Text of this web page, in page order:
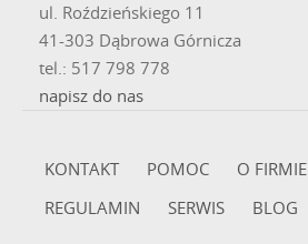
ul. Roździeńskiego 11
41-303 Dąbrowa Górnicza
tel.: 517 798 778
napisz do nas
KONTAKT POMOC
O FIRMIE
REGULAMIN
SERWIS BLOG